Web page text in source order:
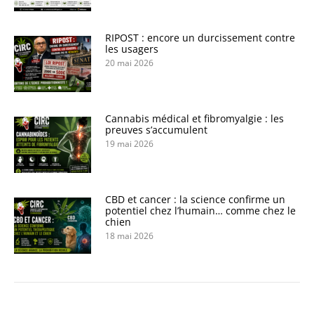
RIPOST : encore un durcissement contre
les usagers
20 mai 2026
Cannabis médical et fibromyalgie : les
preuves s’accumulent
19 mai 2026
CBD et cancer : la science confirme un
potentiel chez l’humain… comme chez le
chien
18 mai 2026